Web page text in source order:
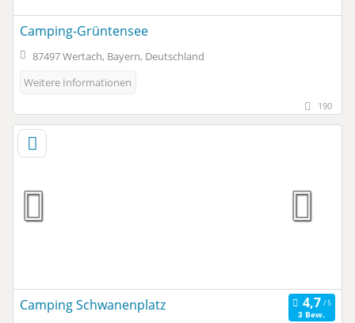
Camping-Grüntensee
87497 Wertach, Bayern, Deutschland
Weitere Informationen
190
Camping Schwanenplatz
3 Bew.